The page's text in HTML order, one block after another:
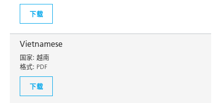
下载
Vietnamese
国家: 越南
格式: PDF
下载